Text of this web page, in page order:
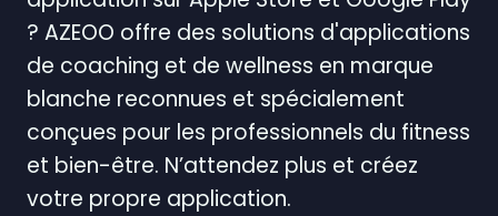
? AZEOO offre des solutions d'applications
de coaching et de wellness en marque
blanche reconnues et spécialement
conçues pour les professionnels du fitness
et bien-être. N’attendez plus et créez
votre propre application.